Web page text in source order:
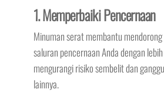
1. Memperbaiki Pencernaan
Minuman serat membantu
saluran pencernaan Anda dengan
mengurangi risiko sembelit dan
lainnya.